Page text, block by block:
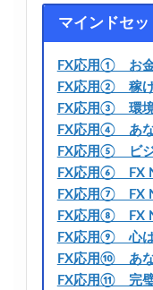
マインドセッ
FX応用① お金
FX応用② 稼げ
FX応用③ 環境
FX応用④ あな
FX応用⑤ ビジ
FX応用⑥ FX
FX応用⑦ FX
FX応用⑧ FX
FX応用⑨ 心は
FX応用⑩ あな
FX応用⑪ 完璧